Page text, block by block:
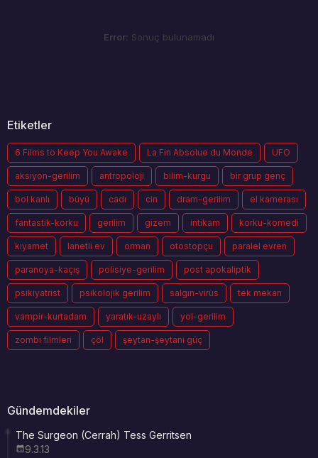
Error: Sonuç bulunamadı
Etiketler
6 Films to Keep You Awake La Fin Absolue du Monde UFO
aksiyon-gerilim antropoloji bilim-kurgu bir grup genç
bol kanlı büyü cadı cin dram-gerilim el kamerası
fantastik-korku gerilim gizem intikam korku-komedi
kıyamet lanetli ev orman otostopçu paralel evren
paranoya-kaçış polisiye-gerilim post apokaliptik
psikiyatrist psikolojik gerilim salgın-virüs tek mekan
vampir-kurtadam yaratık-uzaylı yol-gerilim
zombi filmleri çöl şeytan-şeytani güç
Gündemdekiler
The Surgeon (Cerrah) Tess Gerritsen
9.3.13